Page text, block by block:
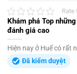
Rate
Khám phá Top
đánh giá cao
Hiện nay ở Huế có rất
Đã kiểm duyệt